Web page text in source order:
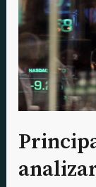
para
analizar
una
acción